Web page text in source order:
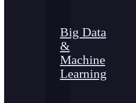
Big Data
&
Machine
Learning